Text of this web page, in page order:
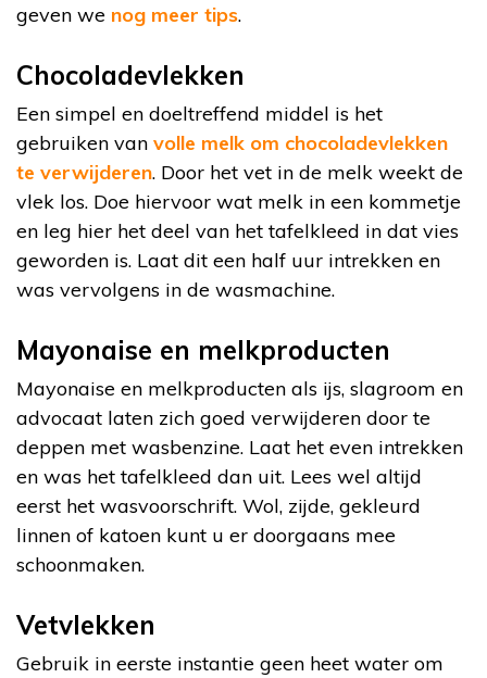
geven we nog meer tips.
Chocoladevlekken
Een simpel en doeltreffend middel is het
gebruiken van volle melk om chocoladevlekken
te verwijderen. Door het vet in de melk weekt de
vlek los. Doe hiervoor wat melk in een kommetje
en leg hier het deel van het tafelkleed in dat vies
geworden is. Laat dit een half uur intrekken en
was vervolgens in de wasmachine.
Mayonaise en melkproducten
Mayonaise en melkproducten als ijs, slagroom en
advocaat laten zich goed verwijderen door te
deppen met wasbenzine. Laat het even intrekken
en was het tafelkleed dan uit. Lees wel altijd
eerst het wasvoorschrift. Wol, zijde, gekleurd
linnen of katoen kunt u er doorgaans mee
schoonmaken.
Vetvlekken
Gebruik in eerste instantie geen heet water om